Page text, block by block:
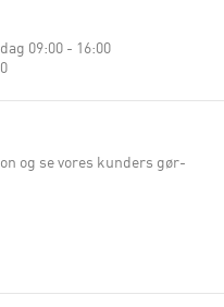
09:00 - 16:00
og se vores kunders gør-